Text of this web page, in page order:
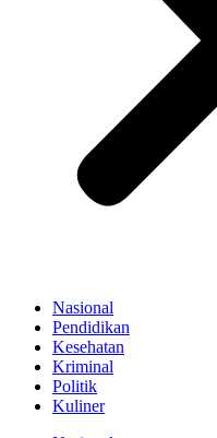
Nasional
Pendidikan
Kesehatan
Kriminal
Politik
Kuliner